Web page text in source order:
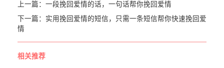
上一篇： 一段挽回爱情的话，一句话帮你挽回爱情
下一篇： 实用挽回爱情的短信，只需一条短信帮你快速挽回爱
情
相关推荐